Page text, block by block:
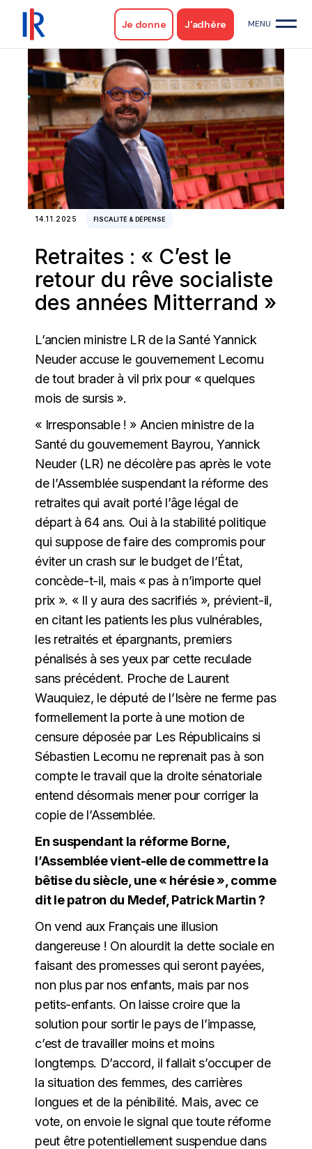
Je donne J'adhère
14.11.2025 FISCALITÉ & DÉPENSE
Retraites : « C’est le
retour du rêve socialiste
des années Mitterrand »
L’ancien ministre LR de la Santé Yannick
Neuder accuse le gouvernement Lecornu
de tout brader à vil prix pour « quelques
mois de sursis ».
« Irresponsable ! » Ancien ministre de la
Santé du gouvernement Bayrou, Yannick
Neuder (LR) ne décolère pas après le vote
de l’Assemblée suspendant la réforme des
retraites qui avait porté l’âge légal de
départ à 64 ans. Oui à la stabilité politique
qui suppose de faire des compromis pour
éviter un crash sur le budget de l’État,
concède-t-il, mais « pas à n’importe quel
prix ». « Il y aura des sacrifiés », prévient-il,
en citant les patients les plus vulnérables,
les retraités et épargnants, premiers
pénalisés à ses yeux par cette reculade
sans précédent. Proche de Laurent
Wauquiez, le député de l’Isère ne ferme pas
formellement la porte à une motion de
censure déposée par Les Républicains si
Sébastien Lecornu ne reprenait pas à son
compte le travail que la droite sénatoriale
entend désormais mener pour corriger la
copie de l’Assemblée.
En suspendant la réforme Borne,
l’Assemblée vient-elle de commettre la
bêtise du siècle, une « hérésie », comme
dit le patron du Medef, Patrick Martin ?
On vend aux Français une illusion
dangereuse ! On alourdit la dette sociale en
faisant des promesses qui seront payées,
non plus par nos enfants, mais par nos
petits-enfants. On laisse croire que la
solution pour sortir le pays de l’impasse,
c’est de travailler moins et moins
longtemps. D’accord, il fallait s’occuper de
la situation des femmes, des carrières
longues et de la pénibilité. Mais, avec ce
vote, on envoie le signal que toute réforme
peut être potentiellement suspendue dans